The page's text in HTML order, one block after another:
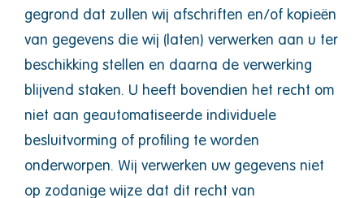
gegrond dat zullen wij afschriften en/of kopieën
van gegevens die wij (laten) verwerken aan u ter
beschikking stellen en daarna de verwerking
blijvend staken. U heeft bovendien het recht om
niet aan geautomatiseerde individuele
besluitvorming of profiling te worden
onderworpen. Wij verwerken uw gegevens niet
op zodanige wijze dat dit recht van